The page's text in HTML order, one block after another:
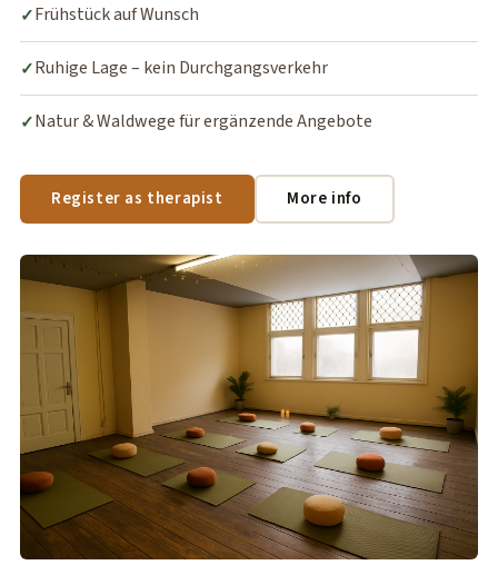
✓Frühstück auf Wunsch
✓Ruhige Lage – kein Durchgangsverkehr
✓Natur & Waldwege für ergänzende Angebote
Register as therapist More info